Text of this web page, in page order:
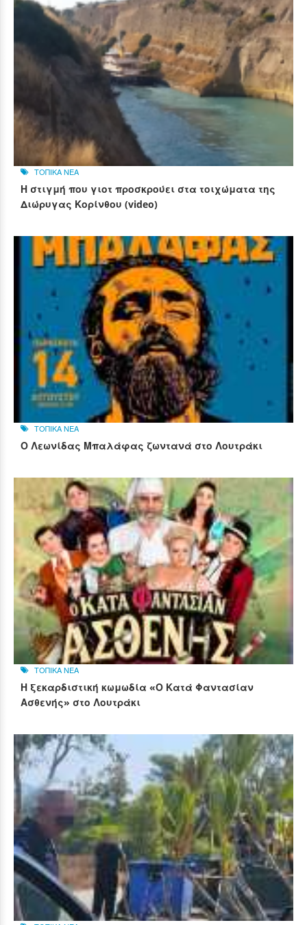
ΤΟΠΙΚΑ ΝΕΑ
Η στιγμή που γιοτ προσκρούει στα τοιχώματα της
Διώρυγας Κορίνθου (video)
ΤΟΠΙΚΑ ΝΕΑ
Ο Λεωνίδας Μπαλάφας ζωντανά στο Λουτράκι
ΤΟΠΙΚΑ ΝΕΑ
Η ξεκαρδιστική κωμωδία «Ο Κατά Φαντασίαν
Ασθενής» στο Λουτράκι